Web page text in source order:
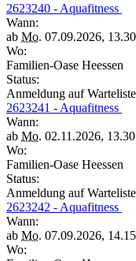
2623240 - Aquafitness
Wann:
ab Mo. 07.09.2026,
Wo:
Familien-Oase Heessen
Status:
Anmeldung auf Warteliste
2623241 - Aquafitness
Wann:
ab Mo. 02.11.2026,
Wo:
Familien-Oase Heessen
Status:
Anmeldung auf Warteliste
2623242 - Aquafitness
Wann:
ab Mo. 07.09.2026,
Wo: